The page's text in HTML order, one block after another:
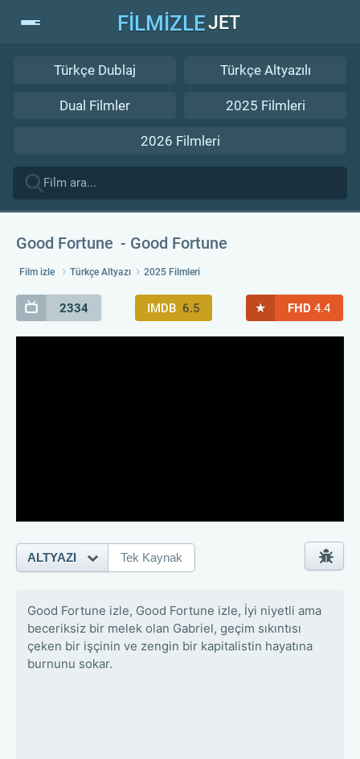
FİLMİZLEJET
Türkçe Dublaj Türkçe Altyazılı
Dual Filmler 2025 Filmleri
2026 Filmleri
Good Fortune Good Fortune
Film izle Türkçe Altyazı 2025 Filmleri
2334 IMDB 6.5 ★ FHD 4.4
Good Fortune izle, Good Fortune izle, İyi niyetli ama
beceriksiz bir melek olan Gabriel, geçim sıkıntısı
çeken bir işçinin ve zengin bir kapitalistin hayatına
burnunu sokar.
ALTYAZI Tek Kaynak